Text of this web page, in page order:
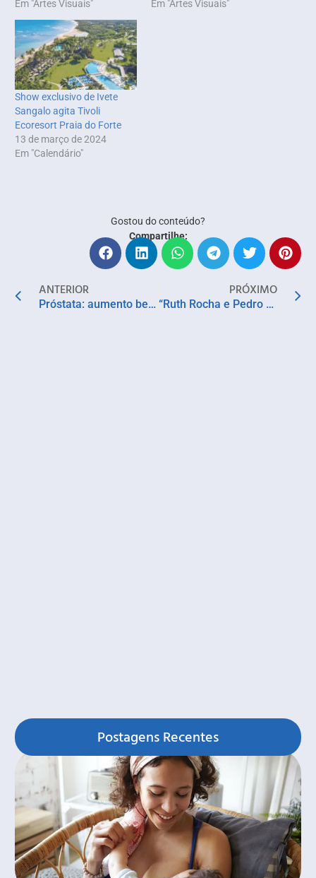
Em "Artes Visuais" Em "Artes Visuais"
Show exclusivo de Ivete
Sangalo agita Tivoli
Ecoresort Praia do Forte
13 de março de 2024
Em "Calendário"
Gostou do conteúdo?
Compartilhe:
ANTERIOR
Próstata: aumento benigno ou câncer? Entenda como é possível saber a diferença
PRÓXIMO
“Ruth Rocha e Pedro Bandeira recebem Ordem do Mérito Educativo em cerimônia com Lula”
Postagens Recentes